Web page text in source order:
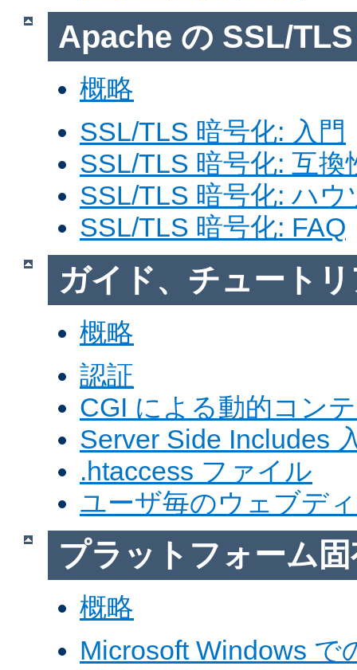
Apache の SSL/
概略
SSL/TLS 暗号化: 入門
SSL/TLS 暗号化: 互換
SSL/TLS 暗号化: ハウ
SSL/TLS 暗号化: FAQ
ガイド、チュート
概略
認証
CGI による動的コン
Server Side Includes
.htaccess ファイル
ユーザ毎のウェブデ
プラットフォーム
概略
Microsoft Windows で